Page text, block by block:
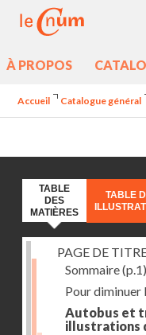
À PROPOS
Accueil Catalogue général
TABLE
DES
MATIÈRES
TABLE
PAGE DE
Sommaire(p.1)
Pour diminuer
Autobus et
illustrations